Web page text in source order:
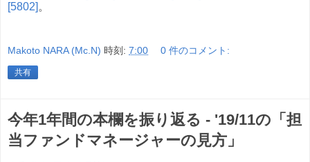
[5802] 。
Makoto NARA (Mc.N) 時刻: 7:00 0 件のコメント:
共有
今年1年間の本欄を振り返る - '19/11の「担
当ファンドマネージャーの見方」